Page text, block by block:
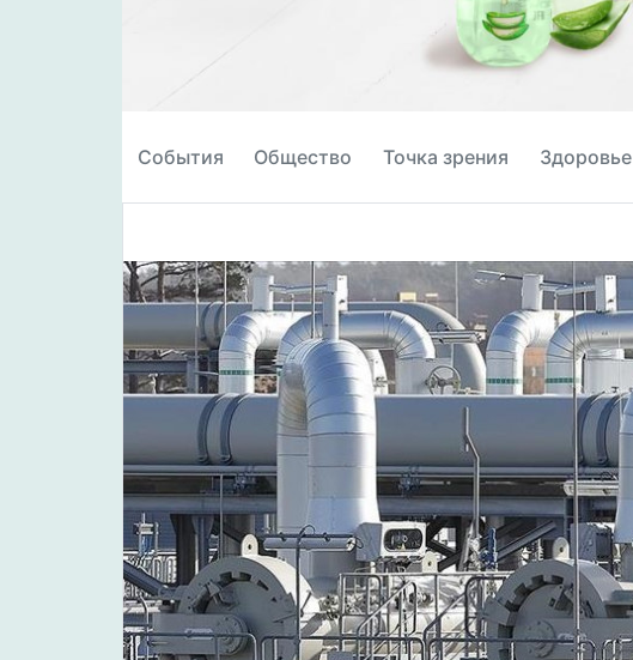
События Общество Точка зрения Здоровье